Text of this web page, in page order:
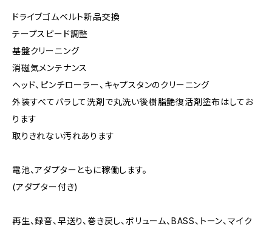
ドライブゴムベルト新品交換
テープスピード調整
基盤クリーニング
消磁気メンテナンス
ヘッド、ピンチローラー、キャプスタンのクリーニング
外装すべてバラして洗剤で丸洗い後樹脂艶復活剤塗布はしてお
ります
取りきれない汚れあります
電池、アダプターともに稼働します。
(アダプター付き)
再生、録音、早送り、巻き戻し、ボリューム、BASS、トーン、マイク